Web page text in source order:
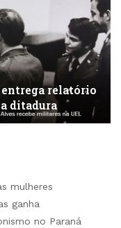
entrega relatório
ditadura
mulheres
ganha
no Paraná